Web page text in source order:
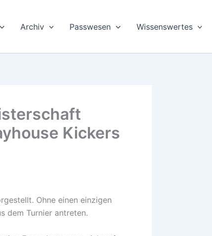
Archiv Passwesen Wissenswertes
Kickers
Ohne einen einzigen
dem Turnier antreten.